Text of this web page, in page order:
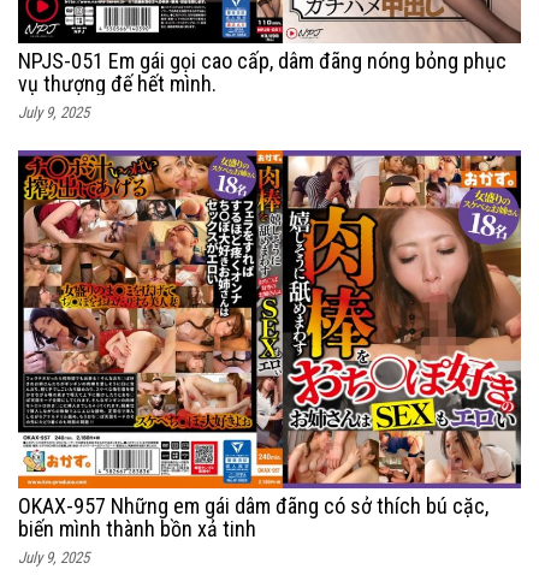
NPJS-051 Em gái gọi cao cấp, dâm đãng nóng bỏng phục
vụ thượng đế hết mình.
July 9, 2025
OKAX-957 Những em gái dâm đãng có sở thích bú cặc,
biến mình thành bồn xả tinh
July 9, 2025